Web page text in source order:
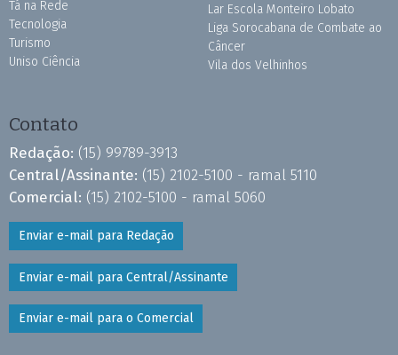
Tá na Rede
Tecnologia
Turismo
Uniso Ciência
Lar Escola Monteiro Lobato
Liga Sorocabana de Combate ao
Câncer
Vila dos Velhinhos
Contato
Redação: (15) 99789-3913
Central/Assinante: (15) 2102-5100 - ramal 5110
Comercial: (15) 2102-5100 - ramal 5060
Enviar e-mail para Redação
Enviar e-mail para Central/Assinante
Enviar e-mail para o Comercial